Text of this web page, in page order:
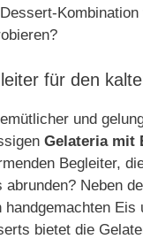
für den
und
Gelateria mit
Begleiter,
abrunden? Neben
handgemachten Eis
bietet die